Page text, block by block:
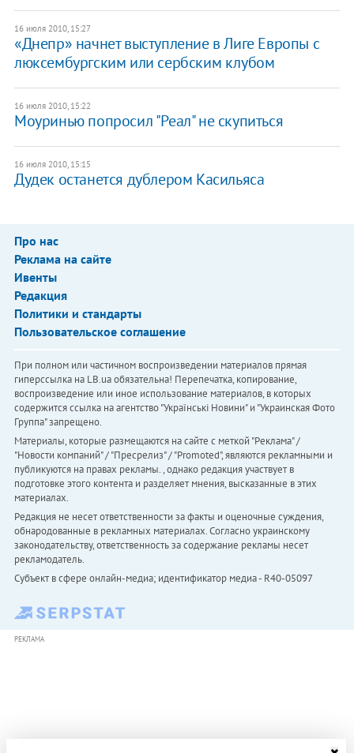
16 июля 2010, 15:27
«Днепр» начнет выступление в Лиге Европы с
люксембургским или сербским клубом
16 июля 2010, 15:22
Моуринью попросил "Реал" не скупиться
16 июля 2010, 15:15
Дудек останется дублером Касильяса
Про нас
Реклама на сайте
Ивенты
Редакция
Политики и стандарты
Пользовательское соглашение
При полном или частичном воспроизведении материалов прямая
гиперссылка на LB.ua обязательна! Перепечатка, копирование,
воспроизведение или иное использование материалов, в которых
содержится ссылка на агентство "Українськi Новини" и "Украинская Фото
Группа" запрещено.
Материалы, которые размещаются на сайте с меткой "Реклама" /
"Новости компаний" / "Пресрелиз" / "Promoted", являются рекламными и
публикуются на правах рекламы. , однако редакция участвует в
подготовке этого контента и разделяет мнения, высказанные в этих
материалах.
Редакция не несет ответственности за факты и оценочные суждения,
обнародованные в рекламных материалах. Согласно украинскому
законодательству, ответственность за содержание рекламы несет
рекламодатель.
Субъект в сфере онлайн-медиа; идентификатор медиа - R40-05097
РЕКЛАМА